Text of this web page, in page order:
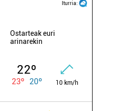
Iturria:
Ostarteak euri
arinarekin
22º
23º 20º 10 km/h